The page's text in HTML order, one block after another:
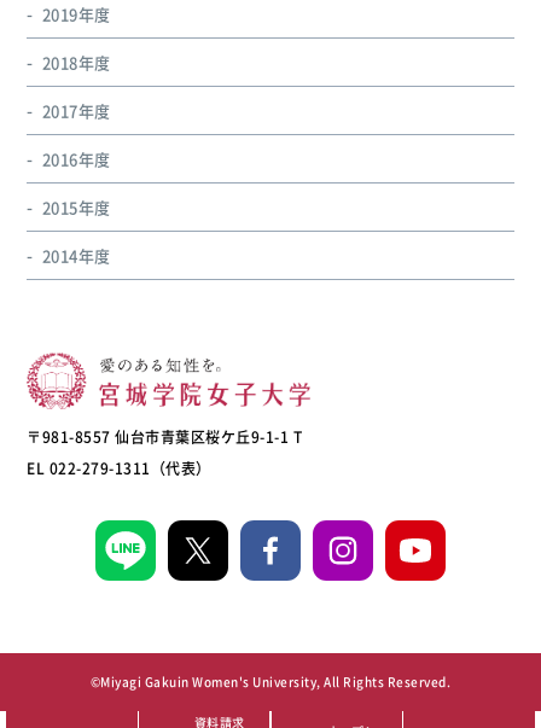
2019年度
2018年度
2017年度
2016年度
2015年度
2014年度
〒981-8557 仙台市青葉区桜ケ丘9-1-1 T
EL 022-279-1311（代表）
©Miyagi Gakuin Women's University, All Rights Reserved.
資料請求